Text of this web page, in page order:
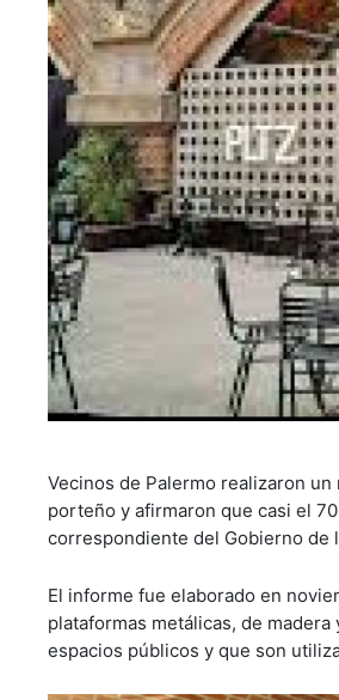
Vecinos de Palermo realizaron
porteño y afirmaron que casi el
correspondiente del Gobierno de
El informe fue elaborado en
plataformas metálicas, de
espacios públicos y que son